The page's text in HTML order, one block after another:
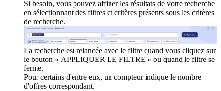
Si besoin, vous pouvez affiner les résultats de votre recherche
en sélectionnant des filtres et critères présents sous les critères
de recherche.
La recherche est relancée avec le filtre quand vous cliquez sur
le bouton « APPLIQUER LE FILTRE » ou quand le filtre se
ferme.
Pour certains d'entre eux, un compteur indique le nombre
d'offres correspondant.